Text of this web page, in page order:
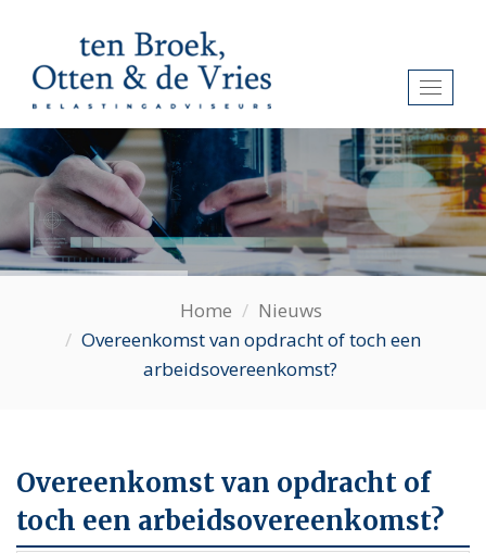
Home
Nieuws
Overeenkomst van opdracht of toch een
arbeidsovereenkomst?
Overeenkomst van opdracht of
toch een arbeidsovereenkomst?